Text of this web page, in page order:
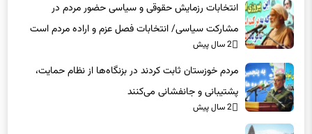
انتخابات رزمایش حقوقی و سیاسی حضور مردم در
مشارکت سیاسی/ انتخابات فصل عزم و اراده مردم است
2 سال پیش
مردم خوزستان ثابت کردند در بزنگاه‌ها از نظام حمایت،
پشتیبانی و جانفشانی می‌کنند
2 سال پیش